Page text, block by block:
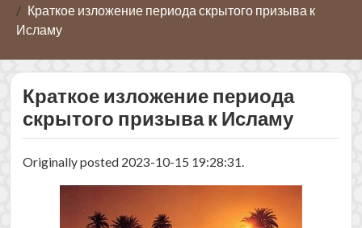
Краткое изложение периода скрытого призыва к
Исламу
Краткое изложение периода
скрытого призыва к Исламу
Originally posted 2023-10-15 19:28:31.